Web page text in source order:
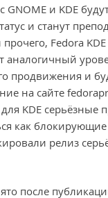
GNOME и KDE
и станут
Fedora
аналогичный
продвижения и
на сайте
KDE серьёзные
как
релиз
после